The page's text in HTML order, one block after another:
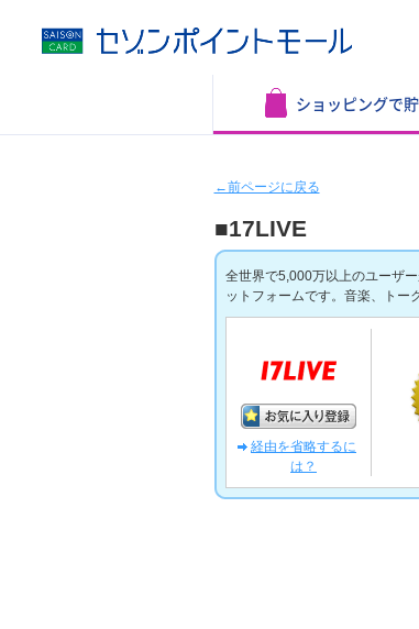
ショッピングで
←前ページに戻る
■17LIVE
全世界で5,000万以上のユーザ
ットフォームです。音楽、トー
経由を省略するに
は？